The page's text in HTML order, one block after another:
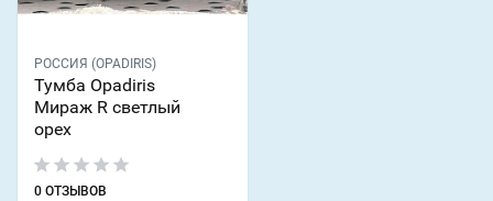
РОССИЯ (OPADIRIS)
Тумба Opadiris
Мираж R светлый
орех
0 ОТЗЫВОВ